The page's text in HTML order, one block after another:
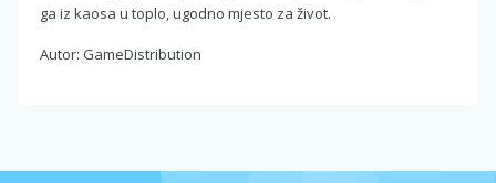
ga iz kaosa u toplo, ugodno mjesto za život.
Autor: GameDistribution